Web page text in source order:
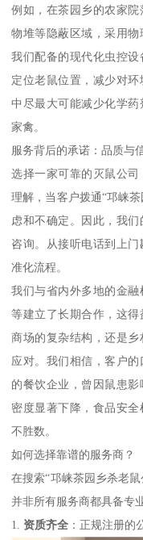
例如，在茶园乡的农家
物堆等隐蔽区域，采用物
我们配备的现代化虫控
定位老鼠位置，减少对
中尽最大可能减少化学
家禽。
服务背后的承诺：品质与
选择一家可靠的灭鼠公
理解，当客户拨通“邛崃
虑和不确定。因此，我
咨询。从接听电话到上
准化流程。
我们与省内外多地的金
等建立了长期合作，这
商场的复杂结构，还是
应对。我们相信，客户
的餐饮企业，曾因鼠患
密度显著下降，食品安
不胜数。
如何选择靠谱的服务商？
在搜索“邛崃茶园乡杀老
并非所有服务商都具备专
1. 资质齐全 ：正规注册的